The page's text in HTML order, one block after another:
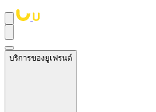
บริการของยูเฟรนด์